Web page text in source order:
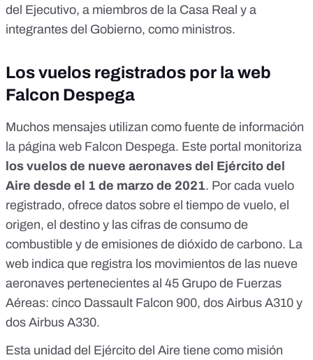
del Ejecutivo, a miembros de la Casa Real y a
integrantes del Gobierno, como ministros.
Los vuelos registrados por la web
Falcon Despega
Muchos mensajes utilizan como fuente de información
la página web Falcon Despega. Este portal monitoriza
los vuelos de nueve aeronaves del Ejército del
Aire desde el 1 de marzo de 2021. Por cada vuelo
registrado, ofrece datos sobre el tiempo de vuelo, el
origen, el destino y las cifras de consumo de
combustible y de emisiones de dióxido de carbono. La
web indica que registra los movimientos de las nueve
aeronaves pertenecientes al 45 Grupo de Fuerzas
Aéreas: cinco Dassault Falcon 900, dos Airbus A310 y
dos Airbus A330.
Esta unidad del Ejército del Aire tiene como misión